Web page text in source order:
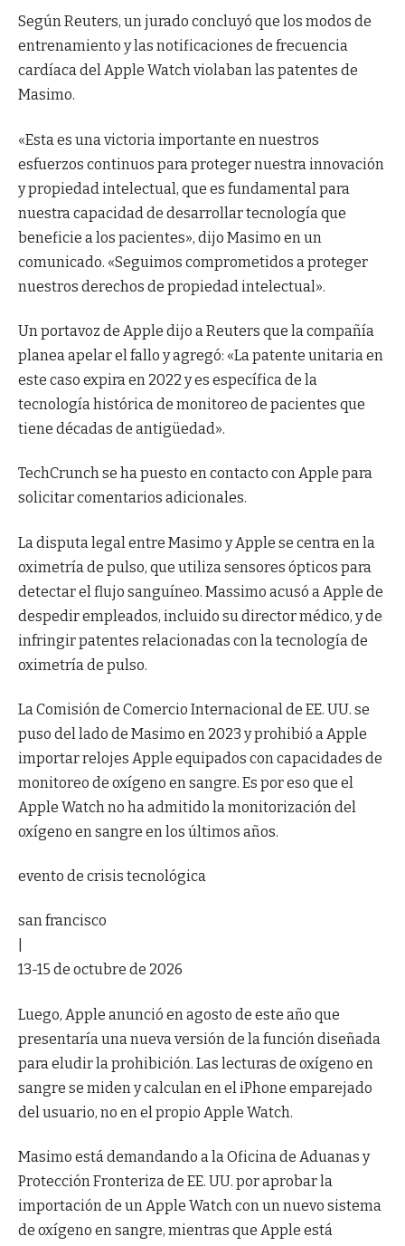
Según Reuters, un jurado concluyó que los modos de
entrenamiento y las notificaciones de frecuencia
cardíaca del Apple Watch violaban las patentes de
Masimo.
«Esta es una victoria importante en nuestros
esfuerzos continuos para proteger nuestra innovación
y propiedad intelectual, que es fundamental para
nuestra capacidad de desarrollar tecnología que
beneficie a los pacientes», dijo Masimo en un
comunicado. «Seguimos comprometidos a proteger
nuestros derechos de propiedad intelectual».
Un portavoz de Apple dijo a Reuters que la compañía
planea apelar el fallo y agregó: «La patente unitaria en
este caso expira en 2022 y es específica de la
tecnología histórica de monitoreo de pacientes que
tiene décadas de antigüedad».
TechCrunch se ha puesto en contacto con Apple para
solicitar comentarios adicionales.
La disputa legal entre Masimo y Apple se centra en la
oximetría de pulso, que utiliza sensores ópticos para
detectar el flujo sanguíneo. Massimo acusó a Apple de
despedir empleados, incluido su director médico, y de
infringir patentes relacionadas con la tecnología de
oximetría de pulso.
La Comisión de Comercio Internacional de EE. UU. se
puso del lado de Masimo en 2023 y prohibió a Apple
importar relojes Apple equipados con capacidades de
monitoreo de oxígeno en sangre. Es por eso que el
Apple Watch no ha admitido la monitorización del
oxígeno en sangre en los últimos años.
evento de crisis tecnológica
san francisco
13-15 de octubre de 2026
Luego, Apple anunció en agosto de este año que
presentaría una nueva versión de la función diseñada
para eludir la prohibición. Las lecturas de oxígeno en
sangre se miden y calculan en el iPhone emparejado
del usuario, no en el propio Apple Watch.
Masimo está demandando a la Oficina de Aduanas y
Protección Fronteriza de EE. UU. por aprobar la
importación de un Apple Watch con un nuevo sistema
de oxígeno en sangre, mientras que Apple está